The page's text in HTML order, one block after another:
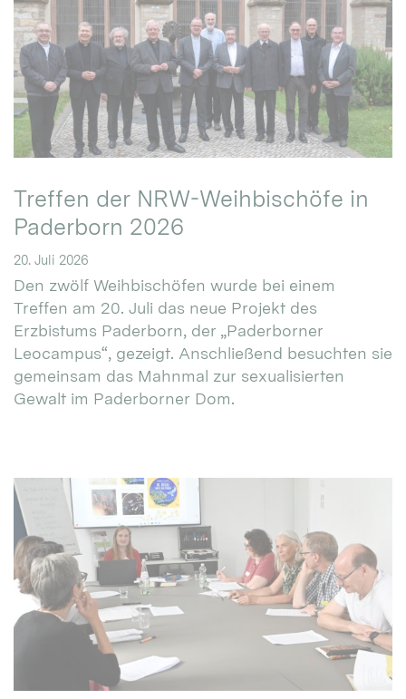
Treffen der NRW-Weihbischöfe in
Paderborn 2026
20. Juli 2026
Den zwölf Weihbischöfen wurde bei einem
Treffen am 20. Juli das neue Projekt des
Erzbistums Paderborn, der „Paderborner
Leocampus“, gezeigt. Anschließend besuchten sie
gemeinsam das Mahnmal zur sexualisierten
Gewalt im Paderborner Dom.